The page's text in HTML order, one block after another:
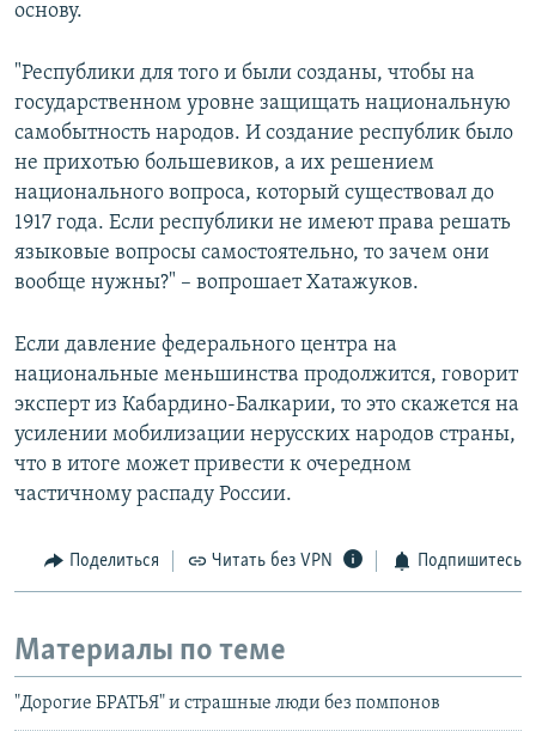
основу.
"Республики для того и были созданы, чтобы на
государственном уровне защищать национальную
самобытность народов. И создание республик было
не прихотью большевиков, а их решением
национального вопроса, который существовал до
1917 года. Если республики не имеют права решать
языковые вопросы самостоятельно, то зачем они
вообще нужны?" – вопрошает Хатажуков.
Если давление федерального центра на
национальные меньшинства продолжится, говорит
эксперт из Кабардино-Балкарии, то это скажется на
усилении мобилизации нерусских народов страны,
что в итоге может привести к очередном
частичному распаду России.
Поделиться Читать без VPN Подпишитесь
Материалы по теме
"Дорогие БРАТЬЯ" и страшные люди без помпонов